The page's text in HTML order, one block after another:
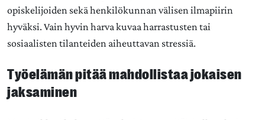
opiskelijoiden sekä henkilökunnan välisen ilmapiirin
hyväksi. Vain hyvin harva kuvaa harrastusten tai
sosiaalisten tilanteiden aiheuttavan stressiä.
Työelämän pitää mahdollistaa jokaisen
jaksaminen